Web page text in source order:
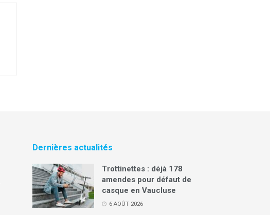
Dernières actualités
Trottinettes : déjà 178
amendes pour défaut de
casque en Vaucluse
6 AOÛT 2026